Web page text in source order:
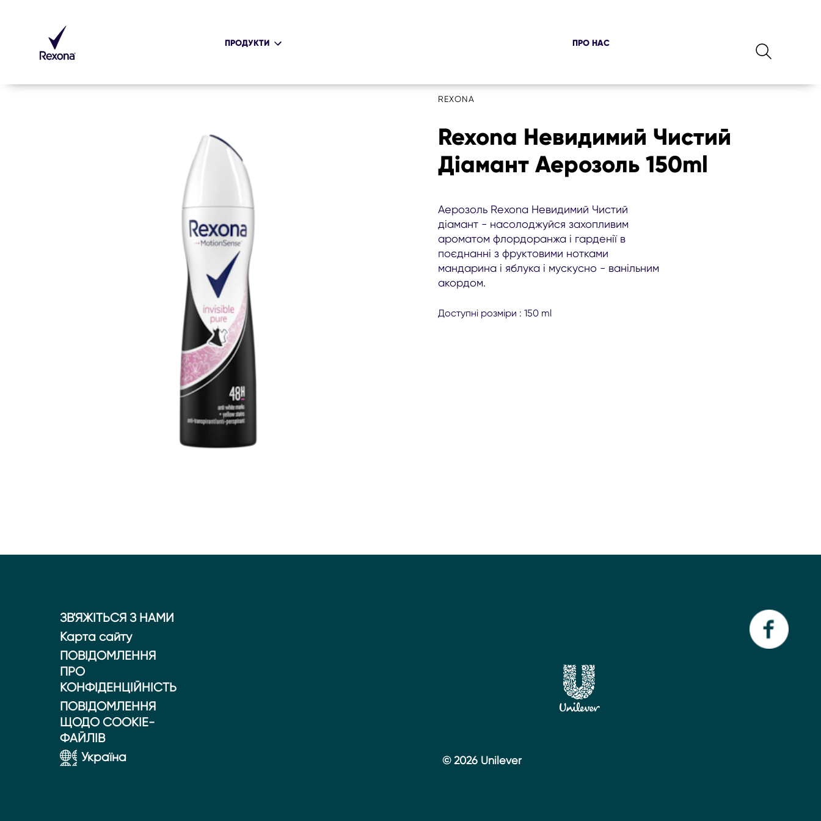
ПРОДУКТИ ПРО НАС
REXONA
Rexona Невидимий Чистий
Діамант Аерозоль 150ml
Аерозоль Rexona Невидимий Чистий
діамант - насолоджуйся захопливим
ароматом флордоранжа і гарденії в
поєднанні з фруктовими нотками
мандарина і яблука і мускусно - ванільним
акордом.
Доступні розміри : 150 ml
ЗВ'ЯЖІТЬСЯ З НАМИ
Карта сайту
ПОВІДОМЛЕННЯ
ПРО
КОНФІДЕНЦІЙНІСТЬ
ПОВІДОМЛЕННЯ
ЩОДО COOKIE-
ФАЙЛІВ
Україна
© 2026 Unilever